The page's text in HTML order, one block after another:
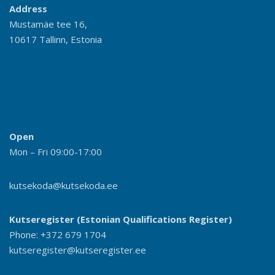
Address
Mustamäe tee 16,
10617 Tallinn, Estonia
Open
Mon – Fri 09:00-17:00
kutsekoda@kutsekoda.ee
Kutseregister (Estonian Qualifications Register)
Phone: +372 679 1704
kutseregister@kutseregister.ee